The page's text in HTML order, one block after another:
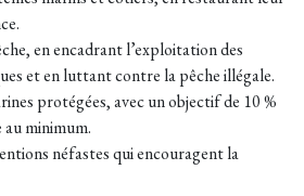
en encadrant l’exploitation des
et en luttant contre la pêche illégale.
protégées, avec un objectif de 10 %
minimum.
néfastes qui encouragent la